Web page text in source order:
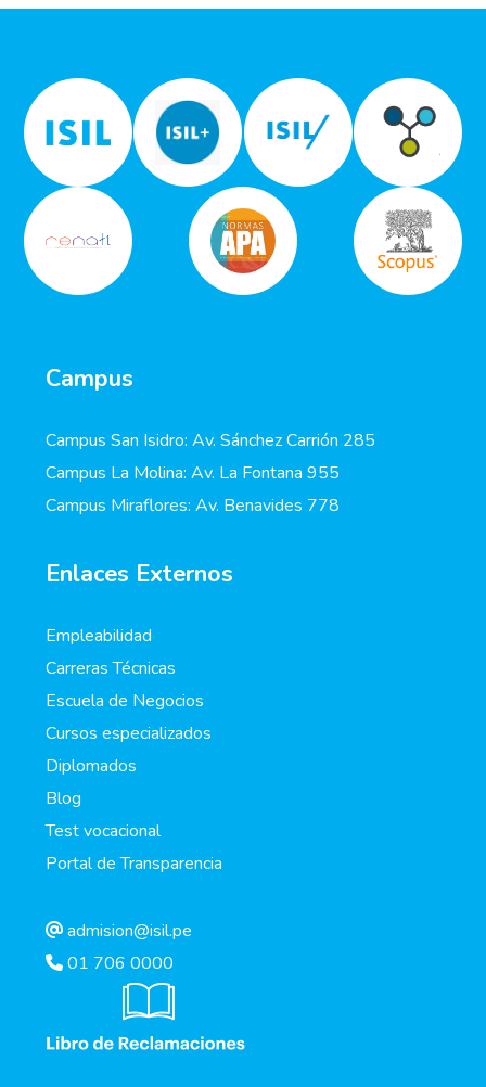
Campus
Campus San Isidro: Av. Sánchez Carrión 285
Campus La Molina: Av. La Fontana 955
Campus Miraflores: Av. Benavides 778
Enlaces Externos
Empleabilidad
Carreras Técnicas
Escuela de Negocios
Cursos especializados
Diplomados
Blog
Test vocacional
Portal de Transparencia
admision@isil.pe
01 706 0000